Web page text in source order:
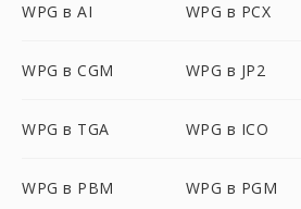
WPG в AI WPG в PCX
WPG в CGM WPG в JP2
WPG в TGA WPG в ICO
WPG в PBM WPG в PGM